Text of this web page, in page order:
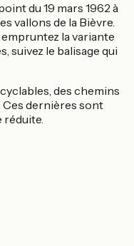
du 19 mars 1962 à
vallons de la Bièvre.
la variante
suivez le balisage qui
des chemins
Ces dernières sont
réduite.